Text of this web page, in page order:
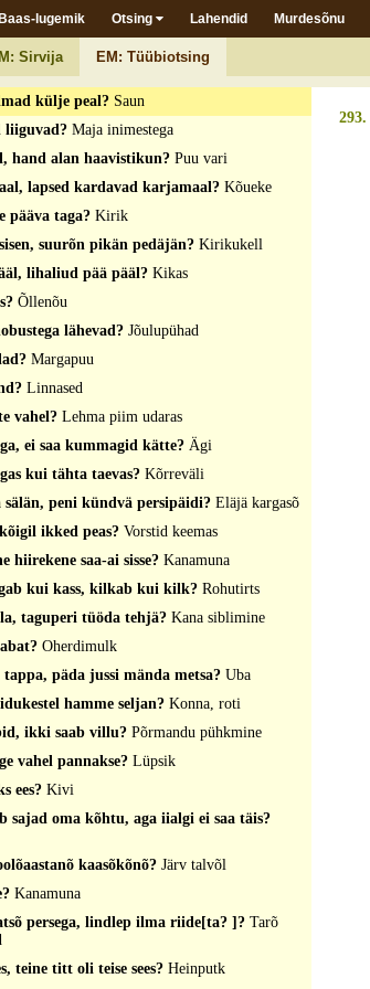
Baas-lugemik Otsing Lahendid Murdesõnu
Sirvija EM: Tüübiotsing
Mõek tuppes
ei kõhus kõrrekest, ei maus
külje peal? Saun
liiguvad? Maja inimestega
hand alan haavistikun? Puu vari
lapsed kardavad karjamaal? Kõueke
pääva taga? Kirik
suurõn pikän pedäjän? Kirikukell
lihaliud pää pääl? Kikas
Õllenõu
lähevad? Jõulupühad
Margapuu
Linnased
vahel? Lehma piim udaras
ei saa kummagid kätte? Ägi
kui tähta taevas? Kõrreväli
peni kündvä persipäidi? Eläjä kargasõ
ikked peas? Vorstid keemas
hiirekene saa-ai sisse? Kanamuna
kui kass, kilkab kui kilk? Rohutirts
taguperi tüöda tehjä? Kana siblimine
Oherdimulk
päda jussi mända metsa? Uba
hamme seljan? Konna, roti
ikki saab villu? Põrmandu pühkmine
vahel pannakse? Lüpsik
ees? Kivi
sajad oma kõhtu, aga iialgi ei saa täis?
kaasõkõnõ? Järv talvõl
Kanamuna
persega, lindlep ilma riide[ta? ]? Tarõ
teine titt oli teise sees? Heinputk
293.